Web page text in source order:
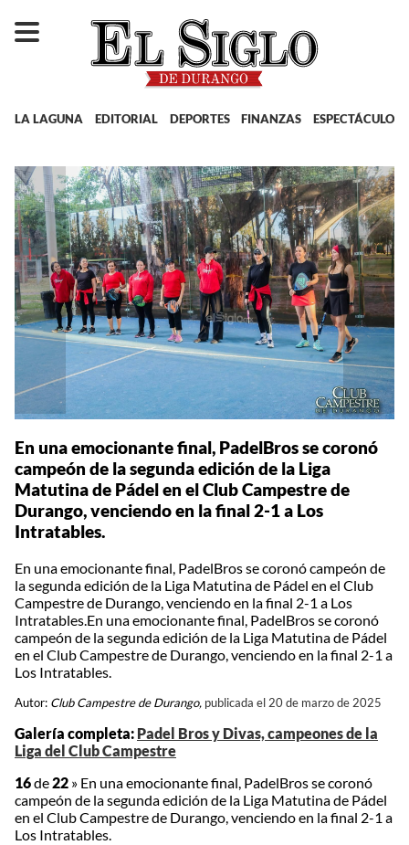
LA LAGUNA EDITORIAL DEPORTES FINANZAS ESPECTÁCULOS
En una emocionante final, PadelBros se coronó
campeón de la segunda edición de la Liga
Matutina de Pádel en el Club Campestre de
Durango, venciendo en la final 2-1 a Los
Intratables.
En una emocionante final, PadelBros se coronó campeón de
la segunda edición de la Liga Matutina de Pádel en el Club
Campestre de Durango, venciendo en la final 2-1 a Los
Intratables.En una emocionante final, PadelBros se coronó
campeón de la segunda edición de la Liga Matutina de Pádel
en el Club Campestre de Durango, venciendo en la final 2-1 a
Los Intratables.
Autor: Club Campestre de Durango, publicada el 20 de marzo de 2025
Galería completa: Padel Bros y Divas, campeones de la
Liga del Club Campestre
16de22 » En una emocionante final, PadelBros se coronó
campeón de la segunda edición de la Liga Matutina de Pádel
en el Club Campestre de Durango, venciendo en la final 2-1 a
Los Intratables.